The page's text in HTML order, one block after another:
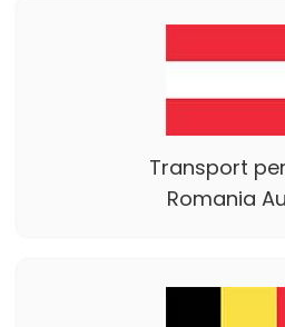
Transport
Romania